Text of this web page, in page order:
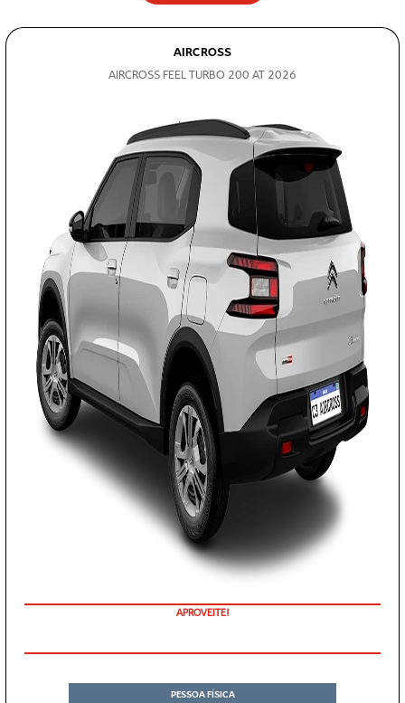
AIRCROSS
AIRCROSS FEEL TURBO 200 AT 2026
APROVEITE!
PESSOA FÍSICA